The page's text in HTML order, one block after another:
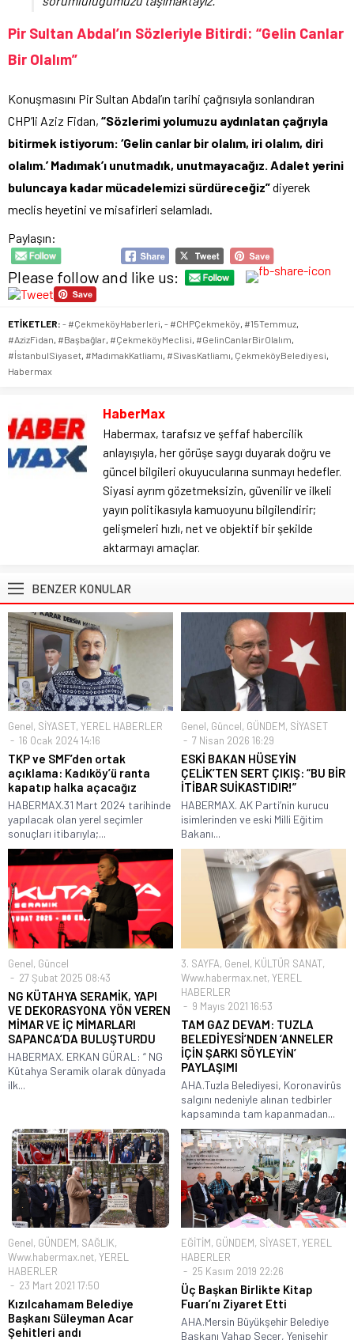
Pir Sultan Abdal’ın Sözleriyle Bitirdi: “Gelin Canlar
Bir Olalım”
Konuşmasını Pir Sultan Abdal’ın tarihi çağrısıyla sonlandıran
CHP’li Aziz Fidan, “Sözlerimi yolumuzu aydınlatan çağrıyla
bitirmek istiyorum: ‘Gelin canlar bir olalım, iri olalım, diri
olalım.’ Madımak’ı unutmadık, unutmayacağız. Adalet yerini
buluncaya kadar mücadelemizi sürdüreceğiz”diyerek
meclis heyetini ve misafirleri selamladı.
Paylaşın:
Please follow and like us:
ETİKETLER: - #ÇekmeköyHaberleri, - #CHPÇekmeköy, #15Temmuz,
#AzizFidan, #Başbağlar, #ÇekmeköyMeclisi, #GelinCanlarBirOlalım,
#İstanbulSiyaset, #MadımakKatliamı, #SivasKatliamı, ÇekmeköyBelediyesi,
Habermax
HaberMax
Habermax, tarafsız ve şeffaf habercilik
anlayışıyla, her görüşe saygı duyarak doğru ve
güncel bilgileri okuyucularına sunmayı hedefler.
Siyasi ayrım gözetmeksizin, güvenilir ve ilkeli
yayın politikasıyla kamuoyunu bilgilendirir;
gelişmeleri hızlı, net ve objektif bir şekilde
aktarmayı amaçlar.
BENZER KONULAR
Genel, SİYASET, YEREL HABERLER
16 Ocak 2024 14:16
TKP ve SMF’den ortak
açıklama: Kadıköy’ü ranta
kapatıp halka açacağız
HABERMAX.31 Mart 2024 tarihinde
yapılacak olan yerel seçimler
sonuçları itibarıyla;...
Genel, Güncel, GÜNDEM, SİYASET
7 Nisan 2026 16:29
ESKİ BAKAN HÜSEYİN
ÇELİK’TEN SERT ÇIKIŞ: “BU BİR
İTİBAR SUİKASTIDIR!”
HABERMAX. AK Parti’nin kurucu
isimlerinden ve eski Milli Eğitim
Bakanı...
Genel, Güncel
27 Şubat 2025 08:43
NG KÜTAHYA SERAMİK, YAPI
VE DEKORASYONA YÖN VEREN
MİMAR VE İÇ MİMARLARI
SAPANCA’DA BULUŞTURDU
HABERMAX. ERKAN GÜRAL: “ NG
Kütahya Seramik olarak dünyada
ilk...
3. SAYFA, Genel, KÜLTÜR SANAT,
Www.habermax.net, YEREL
HABERLER
9 Mayıs 2021 16:53
TAM GAZ DEVAM: TUZLA
BELEDİYESİ’NDEN ‘ANNELER
İÇİN ŞARKI SÖYLEYİN’
PAYLAŞIMI
AHA.Tuzla Belediyesi, Koronavirüs
salgını nedeniyle alınan tedbirler
kapsamında tam kapanmadan...
Genel, GÜNDEM, SAĞLIK,
Www.habermax.net, YEREL
HABERLER
23 Mart 2021 17:50
Kızılcahamam Belediye
Başkanı Süleyman Acar
Şehitleri andı
EĞİTİM, GÜNDEM, SİYASET, YEREL
HABERLER
25 Kasım 2019 22:26
Üç Başkan Birlikte Kitap
Fuarı’nı Ziyaret Etti
AHA.Mersin Büyükşehir Belediye
Başkanı Vahap Seçer, Yenişehir